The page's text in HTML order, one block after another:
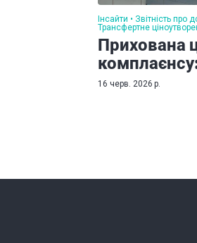
Інсайти
Звітність про
Трансфертне
Прихована
16 черв. 2026 р.